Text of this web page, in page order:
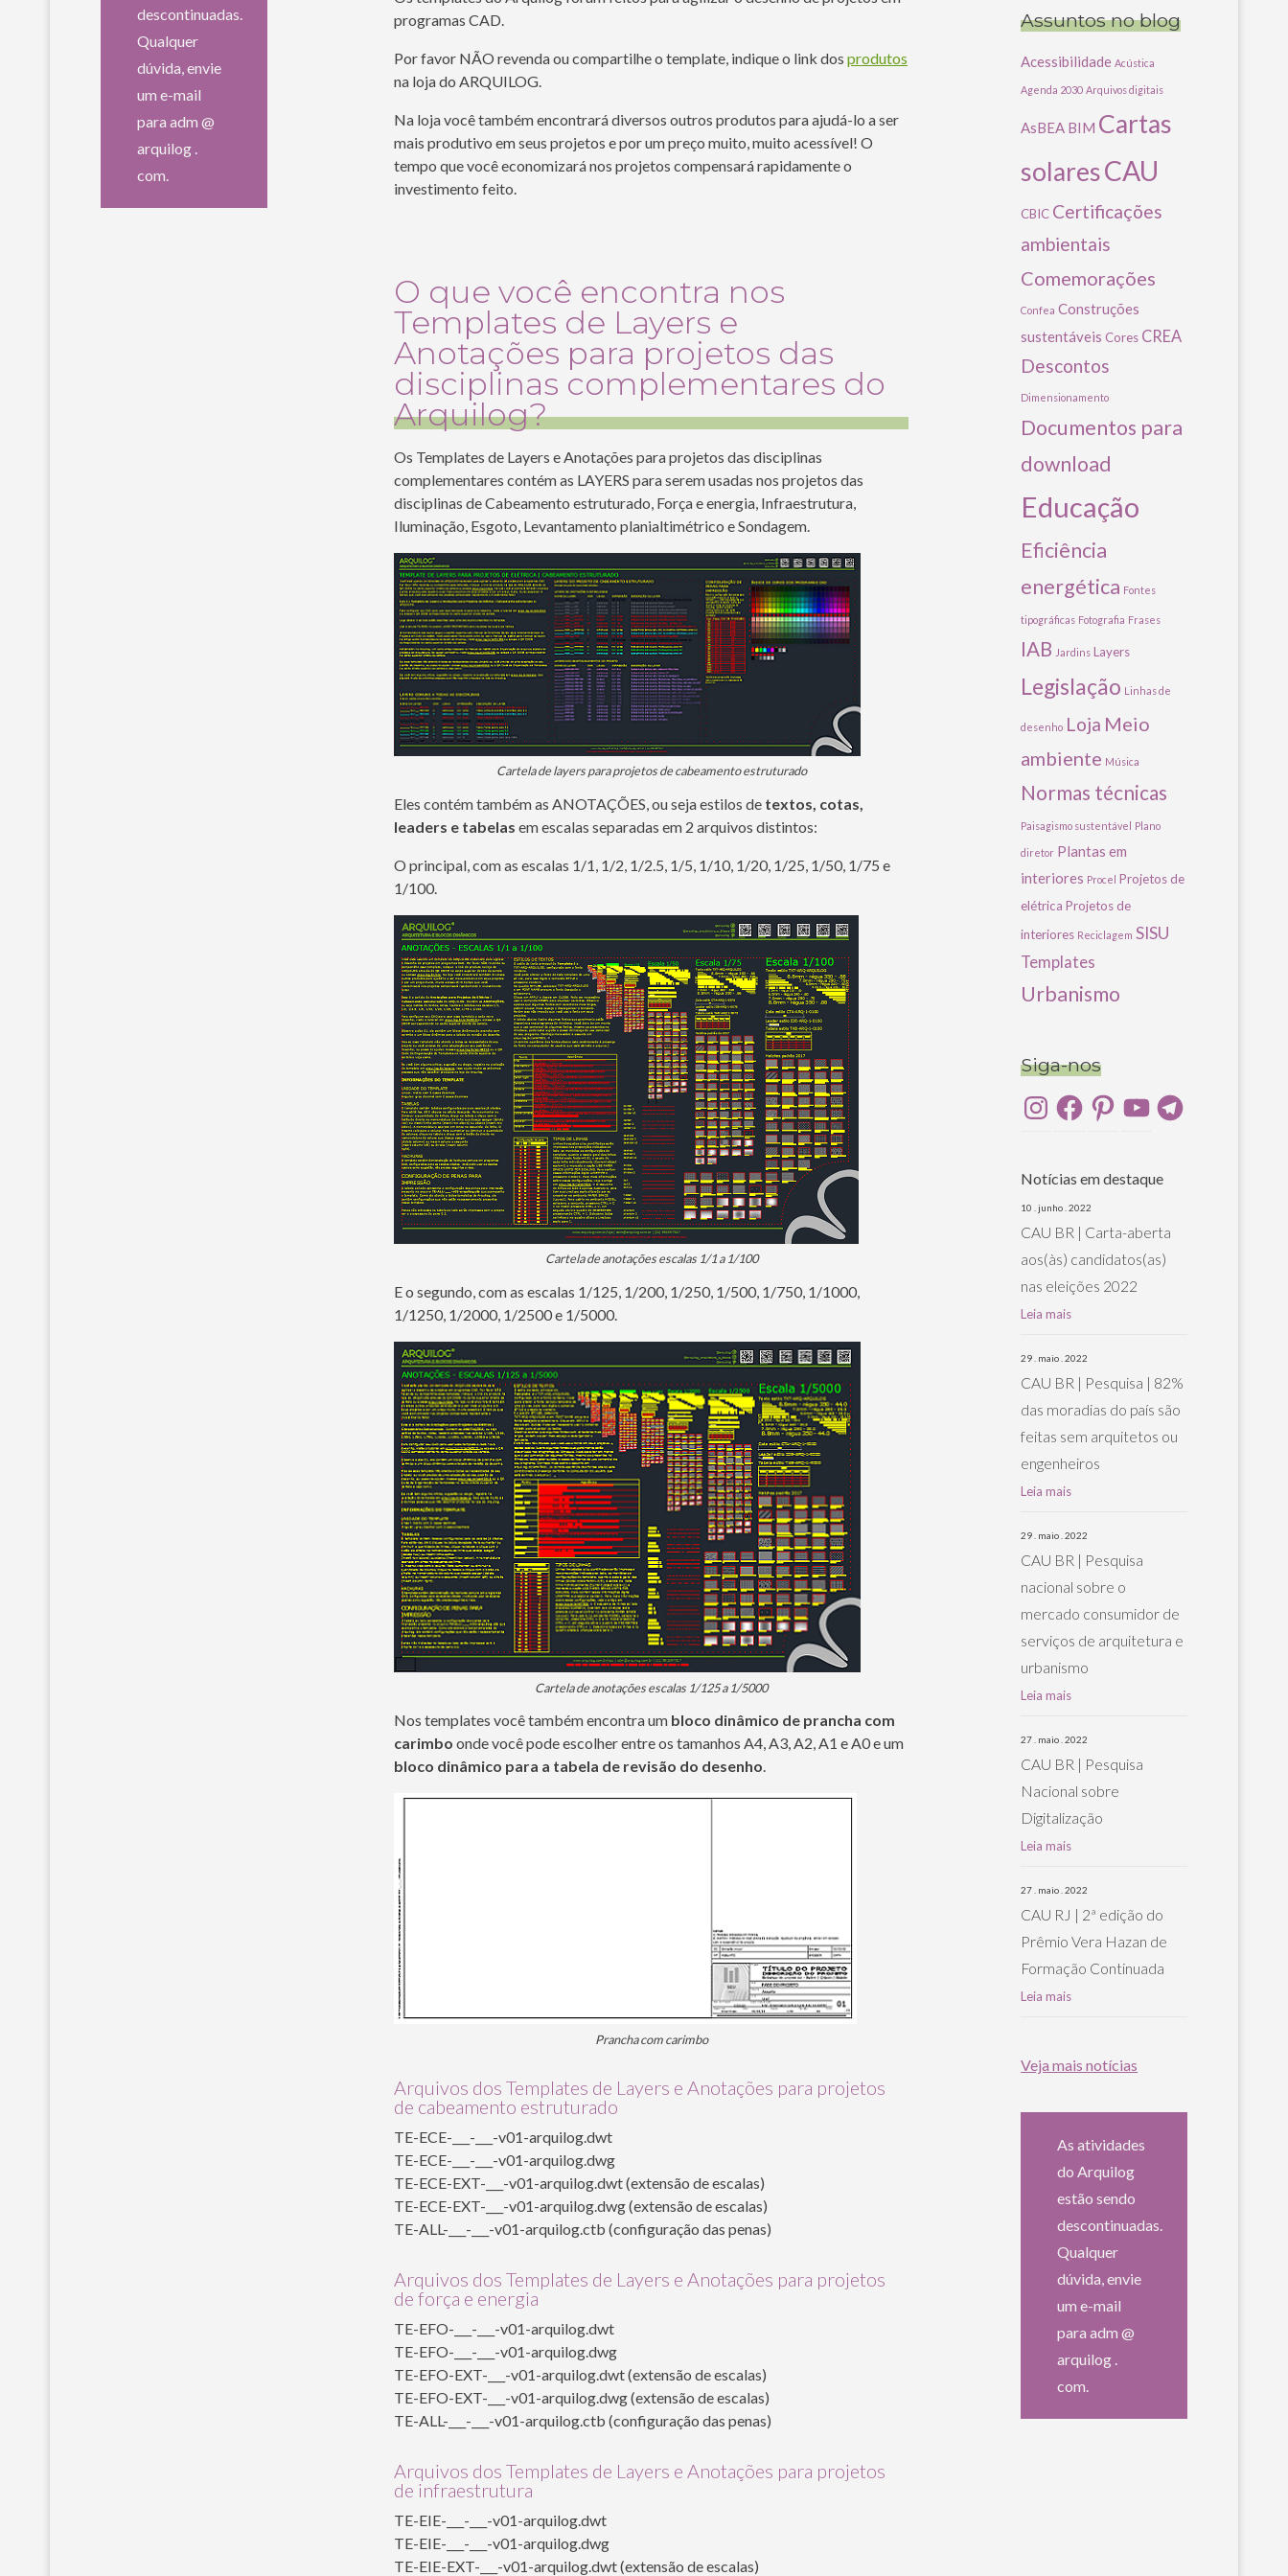
programas CAD.
Por favor NÃO revenda ou compartilhe o template, indique o link dos produtos
na loja do ARQUILOG.
Na loja você também encontrará diversos outros produtos para ajudá-lo a ser
mais produtivo em seus projetos e por um preço muito, muito acessível! O
tempo que você economizará nos projetos compensará rapidamente o
investimento feito.
O que você encontra nos
Templates de Layers e
Anotações para projetos das
disciplinas complementares do
Arquilog?
Os Templates de Layers e Anotações para projetos das disciplinas
complementares contém as LAYERS para serem usadas nos projetos das
disciplinas de Cabeamento estruturado, Força e energia, Infraestrutura,
Iluminação, Esgoto, Levantamento planialtimétrico e Sondagem.
Cartela de layers para projetos de cabeamento estruturado
Eles contém também as ANOTAÇÕES, ou seja estilos de textos, cotas,
leaders e tabelas em escalas separadas em 2 arquivos distintos:
O principal, com as escalas 1/1, 1/2, 1/2.5, 1/5, 1/10, 1/20, 1/25, 1/50, 1/75 e
1/100.
Cartela de anotações escalas 1/1 a 1/100
E o segundo, com as escalas 1/125, 1/200, 1/250, 1/500, 1/750, 1/1000,
1/1250, 1/2000, 1/2500 e 1/5000.
Cartela de anotações escalas 1/125 a 1/5000
Nos templates você também encontra um bloco dinâmico de prancha com
carimbo onde você pode escolher entre os tamanhos A4, A3, A2, A1 e A0 e um
bloco dinâmico para a tabela de revisão do desenho.
Prancha com carimbo
Arquivos dos Templates de Layers e Anotações para projetos
de cabeamento estruturado
TE-ECE-___-___-v01-arquilog.dwt
TE-ECE-___-___-v01-arquilog.dwg
TE-ECE-EXT-___-v01-arquilog.dwt (extensão de escalas)
TE-ECE-EXT-___-v01-arquilog.dwg (extensão de escalas)
TE-ALL-___-___-v01-arquilog.ctb (configuração das penas)
Arquivos dos Templates de Layers e Anotações para projetos
de força e energia
TE-EFO-___-___-v01-arquilog.dwt
TE-EFO-___-___-v01-arquilog.dwg
TE-EFO-EXT-___-v01-arquilog.dwt (extensão de escalas)
TE-EFO-EXT-___-v01-arquilog.dwg (extensão de escalas)
TE-ALL-___-___-v01-arquilog.ctb (configuração das penas)
Arquivos dos Templates de Layers e Anotações para projetos
de infraestrutura
TE-EIE-___-___-v01-arquilog.dwt
TE-EIE-___-___-v01-arquilog.dwg
TE-EIE-EXT-___-v01-arquilog.dwt (extensão de escalas)
descontinuadas.
Qualquer
dúvida, envie
um e-mail
para adm @
arquilog .
com.
Assuntos no blog
Acessibilidade Acústica
Agenda 2030 Arquivos digitais
AsBEA BIM Cartas
solaresCAU
CBIC Certificações
ambientais
Comemorações
Confea Construções
sustentáveis Cores CREA
Descontos
Dimensionamento
Documentos para
download
Educação
Eficiência
energética Fontes
tipográficas Fotografia Frases
IAB Jardins Layers
Legislação Linhas de
desenho Loja Meio
ambiente Música
Normas técnicas
Paisagismo sustentável Plano
diretor Plantas em
interiores Procel Projetos de
elétrica Projetos de
interiores Reciclagem SISU
Templates
Urbanismo
Siga-nos
InstagramFacebookPinterestYouTubeTelegram
Notícias em destaque
10 . junho . 2022
CAU BR | Carta-aberta
aos(às) candidatos(as)
nas eleições 2022
Leia mais
29 . maio . 2022
CAU BR | Pesquisa | 82%
das moradias do país são
feitas sem arquitetos ou
engenheiros
Leia mais
29 . maio . 2022
CAU BR | Pesquisa
nacional sobre o
mercado consumidor de
serviços de arquitetura e
urbanismo
Leia mais
27 . maio . 2022
CAU BR | Pesquisa
Nacional sobre
Digitalização
Leia mais
27 . maio . 2022
CAU RJ | 2ª edição do
Prêmio Vera Hazan de
Formação Continuada
Leia mais
Veja mais notícias
As atividades
do Arquilog
estão sendo
descontinuadas.
Qualquer
dúvida, envie
um e-mail
para adm @
arquilog .
com.